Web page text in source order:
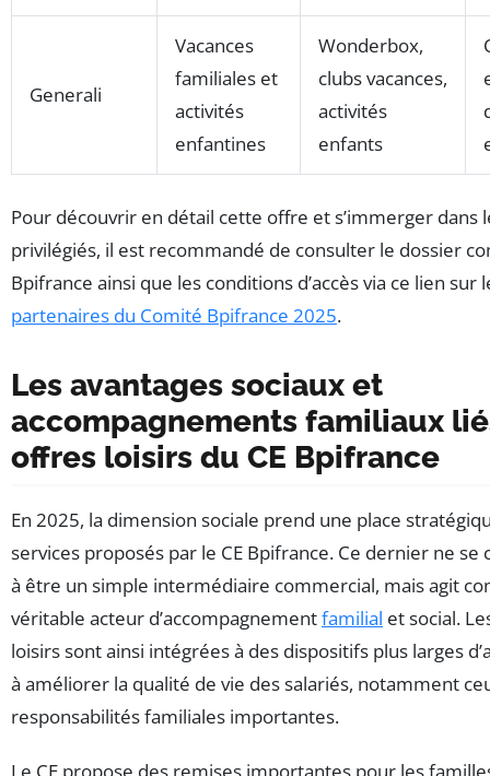
Generali
Vacances
familiales et
activités
enfantines
Wonderbox,
clubs vacances,
activités
enfants
Pour découvrir en détail cette offre et s’immerger dans
privilégiés, il est recommandé de consulter le dossier
Bpifrance ainsi que les conditions d’accès via ce lien sur
partenaires du Comité Bpifrance 2025.
Les avantages sociaux et
accompagnements familiaux
offres loisirs du CE Bpifrance
En 2025, la dimension sociale prend une place
services proposés par le CE Bpifrance. Ce dernier ne se
à être un simple intermédiaire commercial, mais agit
véritable acteur d’accompagnementfamilial et social.
loisirs sont ainsi intégrées à des dispositifs plus larges
à améliorer la qualité de vie des salariés, notamment
responsabilités familiales importantes.